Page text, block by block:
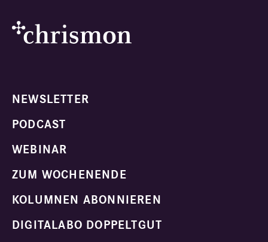
NEWSLETTER
PODCAST
WEBINAR
ZUM WOCHENENDE
KOLUMNEN ABONNIEREN
DIGITALABO DOPPELTGUT